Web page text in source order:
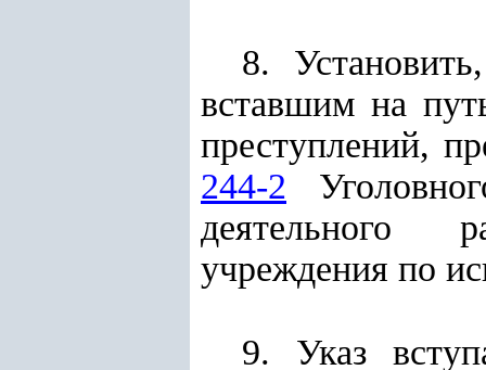
8.
вставшим на
преступлений,
244-2
деятельного
учреждения по
9. Указ